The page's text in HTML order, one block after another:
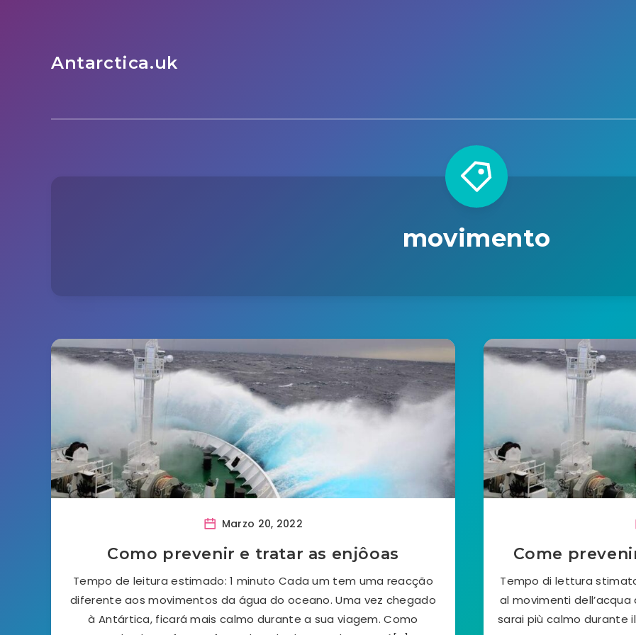
Antarctica.uk
movimento
Marzo 20, 2022
Como prevenir e tratar as enjôoas
Tempo de leitura estimado: 1 minuto Cada um tem uma reacção
diferente aos movimentos da água do oceano. Uma vez chegado
à Antártica, ficará mais calmo durante a sua viagem. Como
Come
Tempo di lettura
al movimenti
sarai più calmo durante